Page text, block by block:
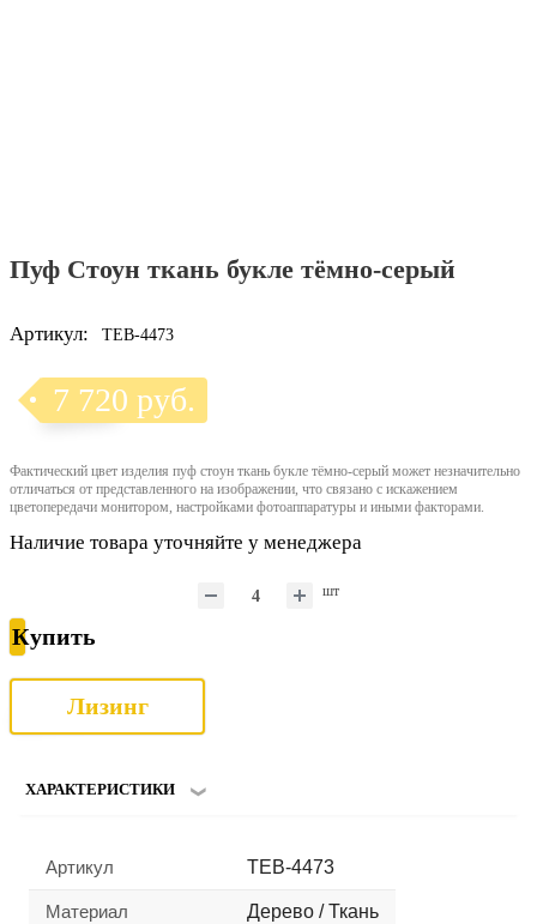
Пуф Стоун ткань букле тёмно-серый
Артикул: TEB-4473
7 720 руб.
Фактический цвет изделия пуф стоун ткань букле тёмно-серый может незначительно
отличаться от представленного на изображении, что связано с искажением
цветопередачи монитором, настройками фотоаппаратуры и иными факторами.
Наличие товара уточняйте у менеджера
шт
Купить
Лизинг
ХАРАКТЕРИСТИКИ
Артикул TEB-4473
Материал Дерево / Ткань